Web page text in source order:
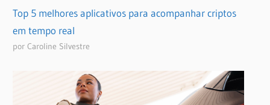
Top 5 melhores aplicativos para acompanhar criptos
em tempo real
por Caroline Silvestre